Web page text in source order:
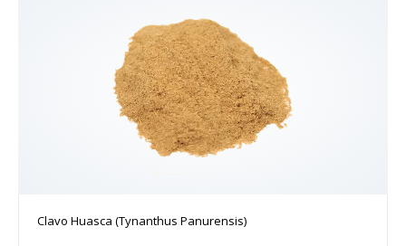
Clavo Huasca (Tynanthus Panurensis)